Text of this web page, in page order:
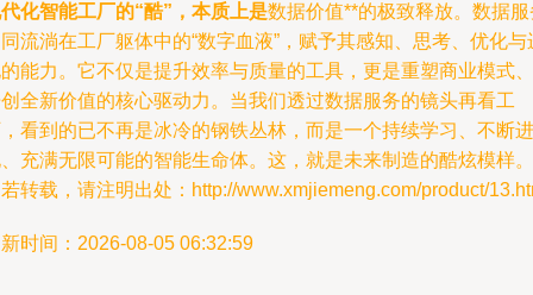
化智能工厂的“酷”，本质上是数据价值**的极致释放。数据服
流淌在工厂躯体中的“数字血液”，赋予其感知、思考、优化与
能力。它不仅是提升效率与质量的工具，更是重塑商业模式、
全新价值的核心驱动力。当我们透过数据服务的镜头再看工
看到的已不再是冰冷的钢铁丛林，而是一个持续学习、不断进
充满无限可能的智能生命体。这，就是未来制造的酷炫模样。
转载，请注明出处：http://www.xmjiemeng.com/product/
时间：2026-08-05 06:32:59